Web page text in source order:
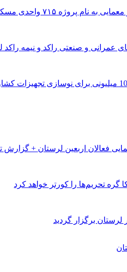
۷۱۵ واحدی مسکن ملی خرم آباد
عمرانی و صنعتی راکد و نیمه راکد
فعالان اربعین لرستان + گزارش
گره تحریم‌ها را کورتر خواهد کرد
برگزار گردید